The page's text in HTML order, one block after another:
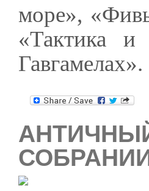
море»,
«Тактика и
Гавгамелах».